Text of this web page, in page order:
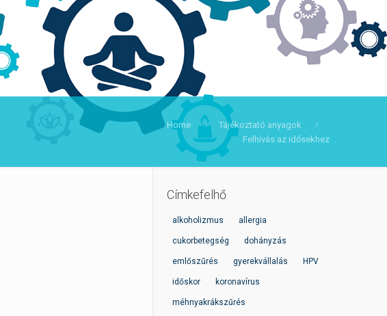
Home
Tájékoztató anyagok
Felhívás az idősekhez
Címkefelhő
alkoholizmus allergia
cukorbetegség dohányzás
emlőszűrés gyerekvállalás HPV
időskor koronavírus
méhnyakrákszűrés